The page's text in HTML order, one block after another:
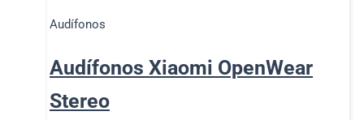
Audífonos
Audífonos Xiaomi OpenWear
Stereo